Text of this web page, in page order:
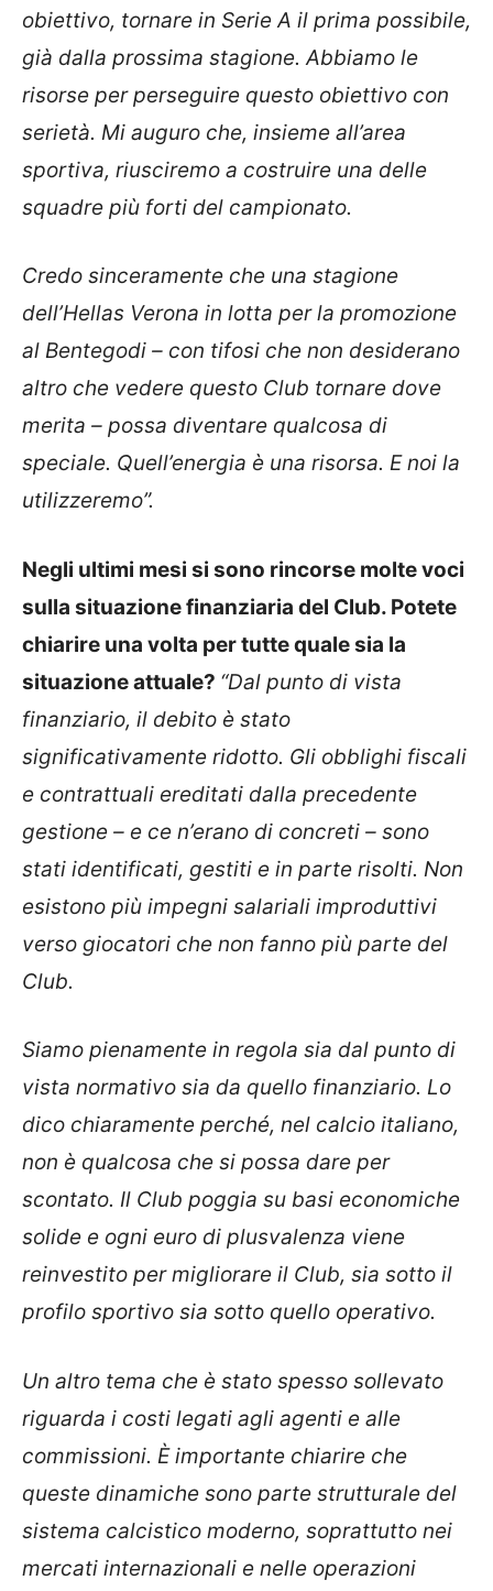
obiettivo, tornare in Serie A il prima possibile,
già dalla prossima stagione. Abbiamo le
risorse per perseguire questo obiettivo con
serietà. Mi auguro che, insieme all’area
sportiva, riusciremo a costruire una delle
squadre più forti del campionato.
Credo sinceramente che una stagione
dell’Hellas Verona in lotta per la promozione
al Bentegodi – con tifosi che non desiderano
altro che vedere questo Club tornare dove
merita – possa diventare qualcosa di
speciale. Quell’energia è una risorsa. E noi la
utilizzeremo”.
Negli ultimi mesi si sono rincorse molte voci
sulla situazione finanziaria del Club. Potete
chiarire una volta per tutte quale sia la
situazione attuale? “Dal punto di vista
finanziario, il debito è stato
significativamente ridotto. Gli obblighi fiscali
e contrattuali ereditati dalla precedente
gestione – e ce n’erano di concreti – sono
stati identificati, gestiti e in parte risolti. Non
esistono più impegni salariali improduttivi
verso giocatori che non fanno più parte del
Club.
Siamo pienamente in regola sia dal punto di
vista normativo sia da quello finanziario. Lo
dico chiaramente perché, nel calcio italiano,
non è qualcosa che si possa dare per
scontato. Il Club poggia su basi economiche
solide e ogni euro di plusvalenza viene
reinvestito per migliorare il Club, sia sotto il
profilo sportivo sia sotto quello operativo.
Un altro tema che è stato spesso sollevato
riguarda i costi legati agli agenti e alle
commissioni. È importante chiarire che
queste dinamiche sono parte strutturale del
sistema calcistico moderno, soprattutto nei
mercati internazionali e nelle operazioni